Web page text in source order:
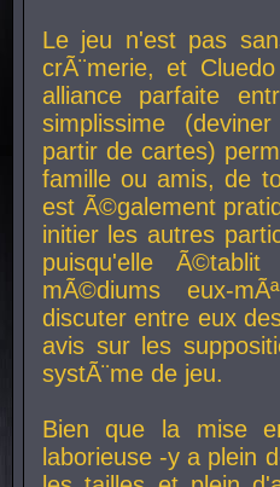
Le jeu n'est pas
crÃ¨merie, et
alliance parfaite
simplissime
partir de cartes)
famille ou amis, de
est Ã©galement
initier les autres
puisqu'elle
mÃ©diums eux-
discuter entre eux
avis sur les
systÃ¨me de jeu.
Bien que la mise
laborieuse -y a plein